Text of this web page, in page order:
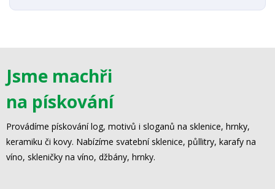
Jsme machři
na pískování
Provádíme pískování log, motivů i sloganů na sklenice, hrnky,
keramiku či kovy. Nabízíme svatební sklenice, půllitry, karafy na
víno, skleničky na víno, džbány, hrnky.